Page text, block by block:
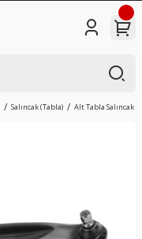
Salıncak (Tabla) Alt Tabla Salıncak